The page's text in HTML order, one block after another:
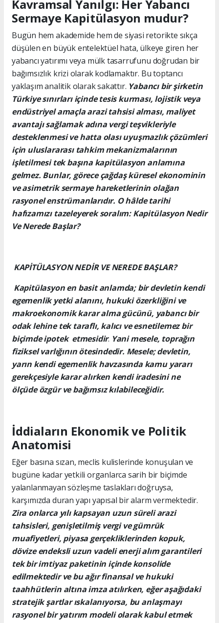
Kavramsal Yanılgı: Her Yabancı
Sermaye Kapitülasyon mudur?
Bugün hem akademide hem de siyasi retorikte sıkça
düşülen en büyük entelektüel hata, ülkeye giren her
yabancı yatırımı veya mülk tasarrufunu doğrudan bir
bağımsızlık krizi olarak kodlamaktır. Bu toptancı
yaklaşım analitik olarak sakattır. Yabancı bir şirketin
Türkiye sınırları içinde tesis kurması, lojistik veya
endüstriyel amaçla arazi tahsisi alması, maliyet
avantajı sağlamak adına vergi teşvikleriyle
desteklenmesi ve hatta olası uyuşmazlık çözümleri
için uluslararası tahkim mekanizmalarının
işletilmesi tek başına kapitülasyon anlamına
gelmez. Bunlar, görece çağdaş küresel ekonominin
ve asimetrik sermaye hareketlerinin olağan
rasyonel enstrümanlarıdır. O hâlde tarihi
hafızamızı tazeleyerek soralım: Kapitülasyon Nedir
Ve Nerede Başlar?
KAPİTÜLASYON NEDİR VE NEREDE BAŞLAR?
Kapitülasyon en basit anlamda; bir devletin kendi
egemenlik yetki alanını, hukuki özerkliğini ve
makroekonomik karar alma gücünü, yabancı bir
odak lehine tek taraflı, kalıcı ve esnetilemez bir
biçimde ipotek etmesidir. Yani mesele, toprağın
fiziksel varlığının ötesindedir. Mesele; devletin,
yarın kendi egemenlik havzasında kamu yararı
gerekçesiyle karar alırken kendi iradesini ne
ölçüde özgür ve bağımsız kılabileceğidir.
İddiaların Ekonomik ve Politik
Anatomisi
Eğer basına sızan, meclis kulislerinde konuşulan ve
bugüne kadar yetkili organlarca sarih bir biçimde
yalanlanmayan sözleşme taslakları doğruysa,
karşımızda duran yapı yapısal bir alarm vermektedir.
Zira onlarca yılı kapsayan uzun süreli arazi
tahsisleri, genişletilmiş vergi ve gümrük
muafiyetleri, piyasa gerçekliklerinden kopuk,
dövize endeksli uzun vadeli enerji alım garantileri
tek bir imtiyaz paketinin içinde konsolide
edilmektedir ve bu ağır finansal ve hukuki
taahhütlerin altına imza atılırken, eğer aşağıdaki
stratejik şartlar ıskalanıyorsa, bu anlaşmayı
rasyonel bir yatırım modeli olarak kabul etmek